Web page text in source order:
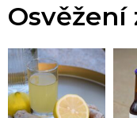
Osvěžení